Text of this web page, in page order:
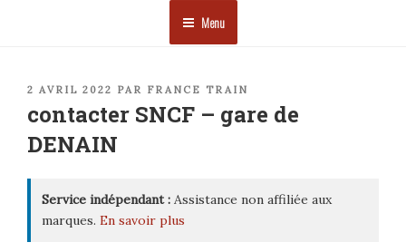
Menu
PUBLIÉ
2 AVRIL 2022 PAR FRANCE TRAIN
contacter SNCF – gare de
DENAIN
Service indépendant : Assistance non affiliée aux
marques. En savoir plus